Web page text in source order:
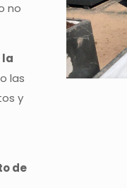
no
la
las
y
de